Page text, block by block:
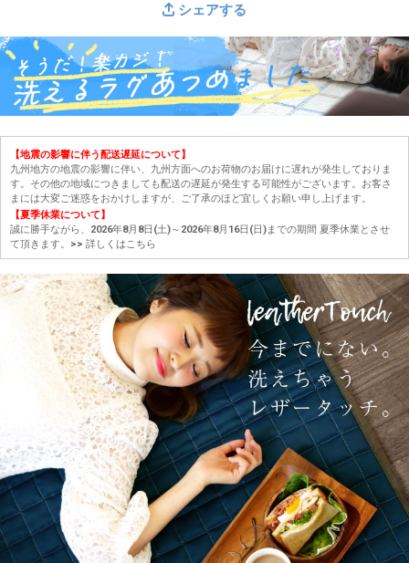
シェアする
【地震の影響に伴う配送遅延について】
九州地方の地震の影響に伴い、九州方面へのお荷物のお届けに遅れが発生しておりま
す。その他の地域につきましても配送の遅延が発生する可能性がございます。お客さ
まには大変ご迷惑をおかけしますが、ご了承のほど宜しくお願い申し上げます。
【夏季休業について】
誠に勝手ながら、2026年8月8日(土)～2026年8月16日(日)までの期間 夏季休業とさせ
て頂きます。 >> 詳しくはこちら